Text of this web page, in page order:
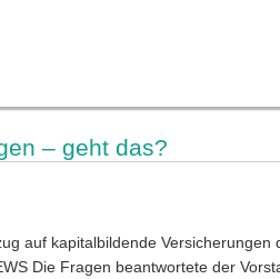
– geht das?
auf kapitalbildende Versicherungen
Die Fragen beantwortete der